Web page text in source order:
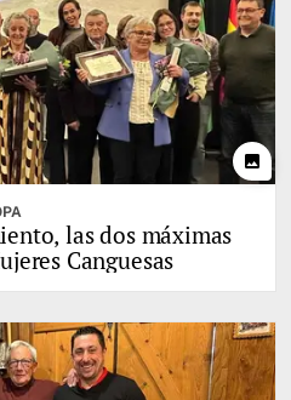
photo
las dos máximas
Canguesas